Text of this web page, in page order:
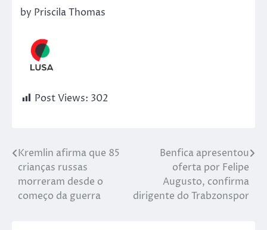
by Priscila Thomas
Post Views: 302
Kremlin afirma que 85
crianças russas
morreram desde o
começo da guerra
Benfica apresentou
oferta por Felipe
Augusto, confirma
dirigente do Trabzonspor